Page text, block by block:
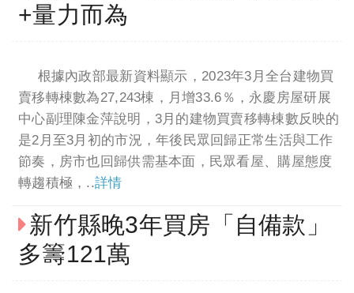
+量力而為
根據內政部最新資料顯示，2023年3月全台建物買
賣移轉棟數為27,243棟，月增33.6％，永慶房屋研展
中心副理陳金萍說明，3月的建物買賣移轉棟數反映的
是2月至3月初的市況，年後民眾回歸正常生活與工作
節奏，房市也回歸供需基本面，民眾看屋、購屋態度
轉趨積極，..詳情
新竹縣晚3年買房「自備款」
多籌121萬